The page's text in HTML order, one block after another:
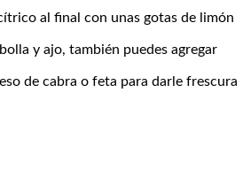
al final con unas gotas de limón
y ajo, también puedes agregar
de cabra o feta para darle frescura